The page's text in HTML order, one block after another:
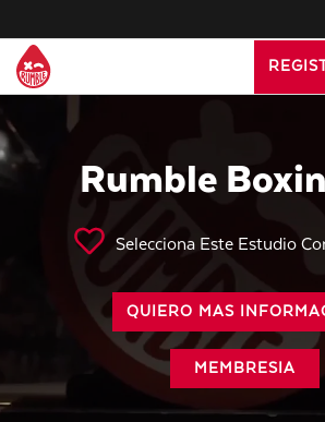
Rumble
Selecciona Este Estudio
QUIERO MAS
MEMBRESIA